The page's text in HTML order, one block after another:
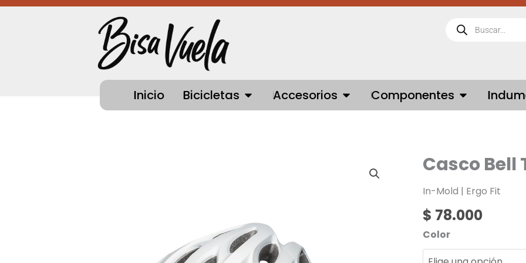
Ir
de
productos
Inicio Bicicletas OPEN BICICLETAS
Accesorios OPEN ACCESORIOS
Componentes OPEN
Casco Bell
In-Mold | Ergo Fit
$ 78.000
Color
Casco
Tracker